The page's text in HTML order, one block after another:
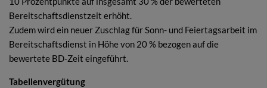
Bereitschaftsdienstzeit erhöht.
Zudem wird ein neuer Zuschlag für Sonn- und Feiertagsarbeit im
Bereitschaftsdienst in Höhe von 20 % bezogen auf die
bewertete BD-Zeit eingeführt.
Tabellenvergütung